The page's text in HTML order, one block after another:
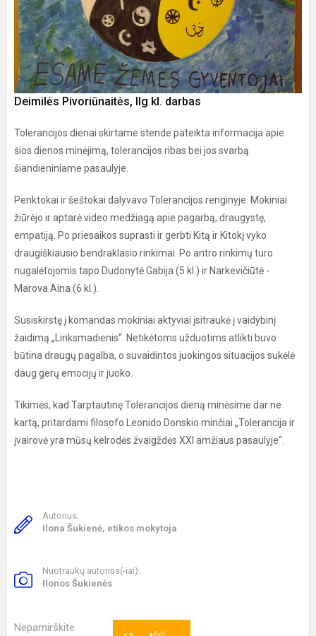
Deimilės Pivoriūnaitės, IIg kl. darbas
Tolerancijos dienai skirtame stende pateikta informacija apie
šios dienos minėjimą, tolerancijos ribas bei jos svarbą
šiandieniniame pasaulyje.
Penktokai ir šeštokai dalyvavo Tolerancijos renginyje. Mokiniai
žiūrėjo ir aptarė video medžiagą apie pagarbą, draugystę,
empatiją. Po priesaikos suprasti ir gerbti Kitą ir Kitokį vyko
draugiškiausio bendraklasio rinkimai. Po antro rinkimų turo
nugalėtojomis tapo Dudonytė Gabija (5 kl.) ir Narkevičiūtė -
Marova Aina (6 kl.).
Susiskirstę į komandas mokiniai aktyviai įsitraukė į vaidybinį
žaidimą „Linksmadienis“. Netikėtoms užduotims atlikti buvo
būtina draugų pagalba, o suvaidintos juokingos situacijos sukėlė
daug gerų emocijų ir juoko.
Tikimės, kad Tarptautinę Tolerancijos dieną minėsime dar ne
kartą, pritardami filosofo Leonido Donskio minčiai „Tolerancija ir
įvairovė yra mūsų kelrodės žvaigždės XXI amžiaus pasaulyje“.
Autorius:
Ilona Šukienė, etikos mokytoja
Nuotraukų autorius(-iai):
Ilonos Šukienės
Nepamirškite